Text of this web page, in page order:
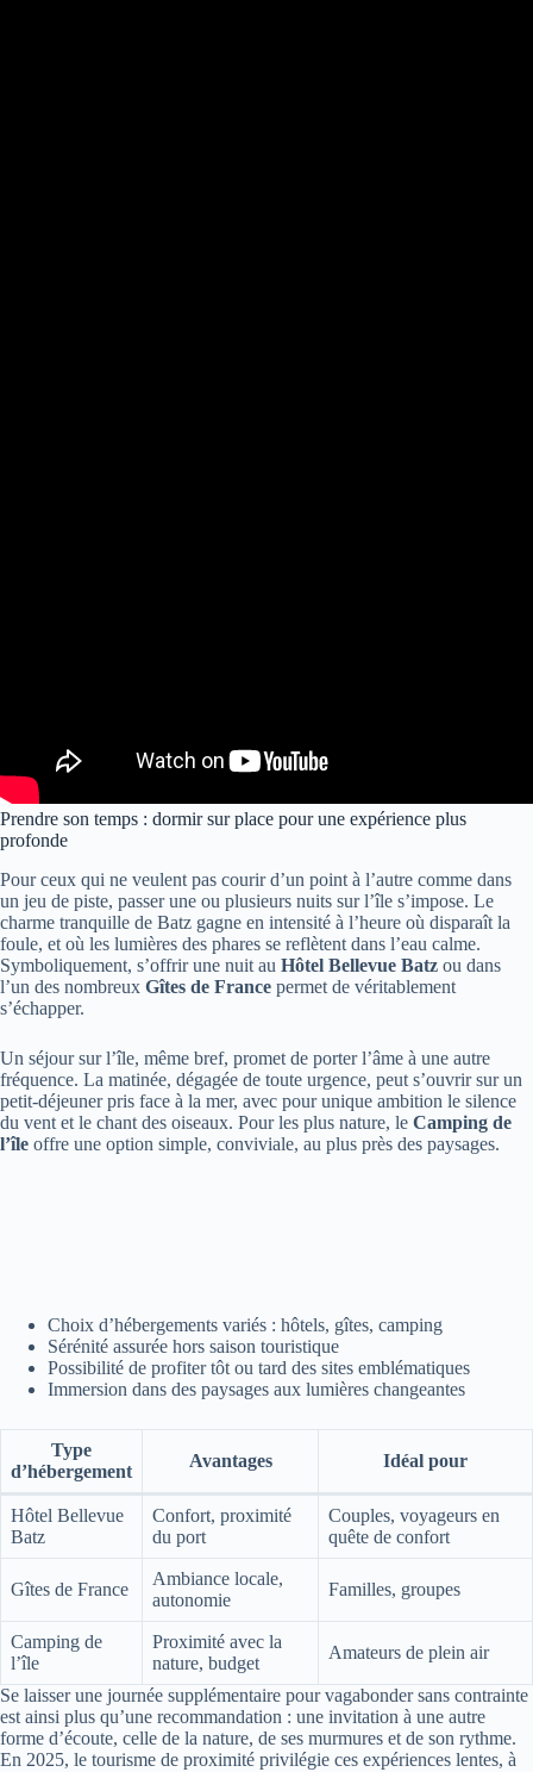
Prendre son temps : dormir sur place pour une expérience plus
profonde
Pour ceux qui ne veulent pas courir d’un point à l’autre comme dans
un jeu de piste, passer une ou plusieurs nuits sur l’île s’impose. Le
charme tranquille de Batz gagne en intensité à l’heure où disparaît la
foule, et où les lumières des phares se reflètent dans l’eau calme.
Symboliquement, s’offrir une nuit au Hôtel Bellevue Batz ou dans
l’un des nombreux Gîtes de France permet de véritablement
s’échapper.
Un séjour sur l’île, même bref, promet de porter l’âme à une autre
fréquence. La matinée, dégagée de toute urgence, peut s’ouvrir sur un
petit-déjeuner pris face à la mer, avec pour unique ambition le silence
du vent et le chant des oiseaux. Pour les plus nature, le Camping de
l’île offre une option simple, conviviale, au plus près des paysages.
Choix d’hébergements variés : hôtels, gîtes, camping
Sérénité assurée hors saison touristique
Possibilité de profiter tôt ou tard des sites emblématiques
Immersion dans des paysages aux lumières changeantes
Type
d’hébergement
Avantages Idéal pour
Hôtel Bellevue
Batz
Confort, proximité
du port
Couples, voyageurs en
quête de confort
Gîtes de France
Ambiance locale,
autonomie
Familles, groupes
Camping de
l’île
Proximité avec la
nature, budget
Amateurs de plein air
Se laisser une journée supplémentaire pour vagabonder sans contrainte
est ainsi plus qu’une recommandation : une invitation à une autre
forme d’écoute, celle de la nature, de ses murmures et de son rythme.
En 2025, le tourisme de proximité privilégie ces expériences lentes, à